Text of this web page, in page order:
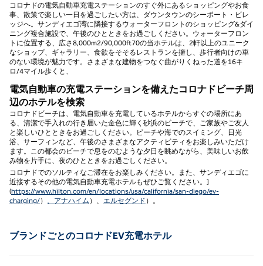
コロナドの電気自動車充電ステーションのすぐ外にあるショッピングやお食
事、散策で楽しい一日を過ごしたい方は、ダウンタウンのシーポート・ビレ
ッジへ。サンディエゴ湾に隣接するウォーターフロントのショッピング&ダイ
ニング複合施設で、午後のひとときをお過ごしください。ウォーターフロン
トに位置する、広さ8,000m2/90,000ft70の当ホテルは、2軒以上のユニーク
なショップ、ギャラリー、食欲をそそるレストランを擁し、歩行者向けの車
のない環境が魅力です。さまざまな建物をつなぐ曲がりくねった道を16キ
ロ/4マイル歩くと、
電気自動車の充電ステーションを備えたコロナドビーチ周
辺のホテルを検索
コロナドビーチは、電気自動車を充電しているホテルからすぐの場所にあ
る、清潔で手入れの行き届いた金色に輝く砂浜のビーチで、ご家族やご友人
と楽しいひとときをお過ごしください。ビーチや海でのスイミング、日光
浴、サーフィンなど、午後のさまざまなアクティビティをお楽しみいただけ
ます。この都会のビーチで息をのむような夕日を眺めながら、美味しいお飲
み物を片手に、夜のひとときをお過ごしください。
コロナドでのソルティなご滞在をお楽しみください。また、サンディエゴに
近接するその他の電気自動車充電ホテルもぜひご覧ください。]
(https://www.hilton.com/en/locations/usa/california/san-diego/ev-
charging/） 、アナハイム ）、 エルセグンド ）。
ブランドごとのコロナドEV充電ホテル